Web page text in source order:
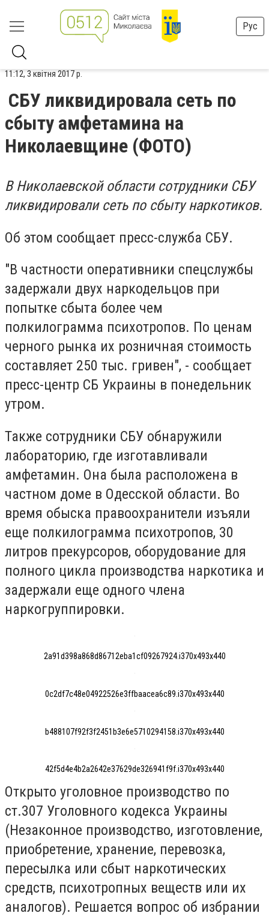
Рус
11:12, 3 квітня 2017 р.
СБУ ликвидировала сеть по
сбыту амфетамина на
Николаевщине (ФОТО)
В Николаевской области сотрудники СБУ
ликвидировали сеть по сбыту наркотиков.
Об этом сообщает пресс-служба СБУ.
"В частности оперативники спецслужбы
задержали двух наркодельцов при
попытке сбыта более чем
полкилограмма психотропов. По ценам
черного рынка их розничная стоимость
составляет 250 тыс. гривен", - сообщает
пресс-центр СБ Украины в понедельник
утром.
Также сотрудники СБУ обнаружили
лабораторию, где изготавливали
амфетамин. Она была расположена в
частном доме в Одесской области. Во
время обыска правоохранители изъяли
еще полкилограмма психотропов, 30
литров прекурсоров, оборудование для
полного цикла производства наркотика и
задержали еще одного члена
наркогруппировки.
2a91d398a868d86712eba1cf09267924.i370x493x440
0c2df7c48e04922526e3ffbaacea6c89.i370x493x440
b488107f92f3f2451b3e6e5710294158.i370x493x440
42f5d4e4b2a2642e37629de326941f9f.i370x493x440
Открыто уголовное производство по
ст.307 Уголовного кодекса Украины
(Незаконное производство, изготовление,
приобретение, хранение, перевозка,
пересылка или сбыт наркотических
средств, психотропных веществ или их
аналогов). Решается вопрос об избрании